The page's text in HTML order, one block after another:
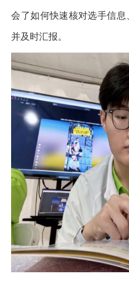
会了如何快速核对选手信
并及时汇报。